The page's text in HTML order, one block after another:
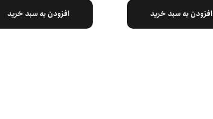
افزودن به سبد خرید افزودن به سبد خرید